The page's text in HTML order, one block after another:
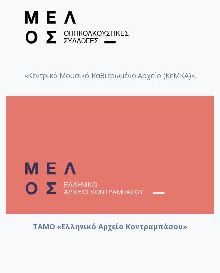
«Κεντρικό Μουσικό Καθιερωμένο Αρχείο (ΚεΜΚΑ)».
ΤΑΜΟ «Ελληνικό Αρχείο Κοντραμπάσου»